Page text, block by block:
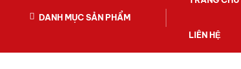
DANH MỤC SẢN PHẨM
LIÊN HỆ